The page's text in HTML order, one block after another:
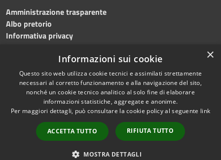
Amministrazione trasparente
Albo pretorio
Informativa privacy
Dichiarazione di accessibilità Meccanismo di feedback
RSS
Accessibilità
Copyright © 2026 • Comune di
Municipium•
Accesso
redazione
×
Informazioni sui cookie
Questo sito web utilizza cookie tecnici e assimilati strettamente
necessari al corretto funzionamento e alla navigazione del sito,
nonché un cookie tecnico analitico al solo fine di elaborare
informazioni statistiche, aggregate e anonime.
Per maggiori dettagli, può consultare la cookie policy al seguente link
ACCETTA TUTTO RIFIUTA TUTTO
MOSTRA DETTAGLI